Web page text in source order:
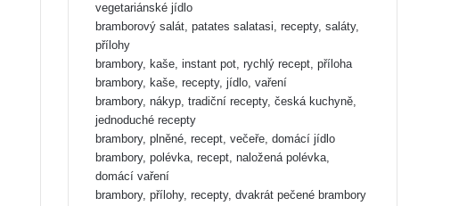
vegetariánské jídlo
bramborový salát, patates salatasi, recepty, saláty,
přílohy
brambory, kaše, instant pot, rychlý recept, příloha
brambory, kaše, recepty, jídlo, vaření
brambory, nákyp, tradiční recepty, česká kuchyně,
jednoduché recepty
brambory, plněné, recept, večeře, domácí jídlo
brambory, polévka, recept, naložená polévka,
domácí vaření
brambory, přílohy, recepty, dvakrát pečené brambory